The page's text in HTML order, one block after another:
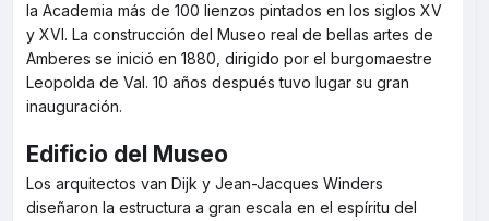
la Academia más de 100 lienzos pintados en los siglos XV
y XVI. La construcción del Museo real de bellas artes de
Amberes se inició en 1880, dirigido por el burgomaestre
Leopolda de Val. 10 años después tuvo lugar su gran
inauguración.
Edificio del Museo
Los arquitectos van Dijk y Jean-Jacques Winders
diseñaron la estructura a gran escala en el espíritu del